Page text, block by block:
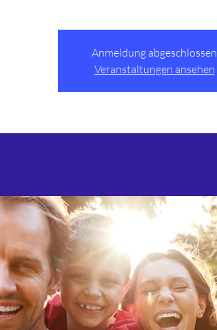
Anmeldung abgeschlossen
Veranstaltungen ansehen